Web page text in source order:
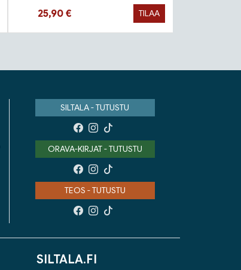
Hinta nyt
25,90 € TILAA
SILTALA - TUTUSTU
ORAVA-KIRJAT - TUTUSTU
TEOS - TUTUSTU
SILTALA.FI